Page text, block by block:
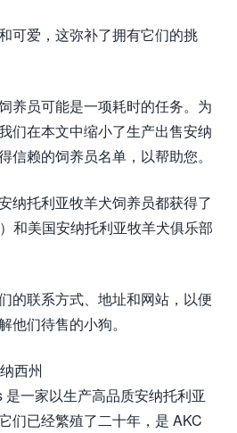
可爱，这弥补了拥有它们的挑
养员可能是一项耗时的任务。为
们在本文中缩小了生产出售安纳
信赖的饲养员名单，以帮助您。
纳托利亚牧羊犬饲养员都获得了
和美国安纳托利亚牧羊犬俱乐部
的联系方式、地址和网站，以便
他们待售的小狗。
西州
一家以生产高品质安纳托利亚
们已经繁殖了二十年，是 AKC